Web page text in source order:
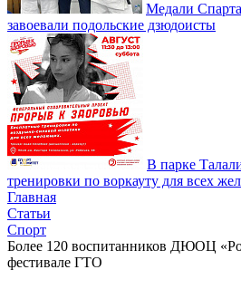
Медали
завоевали подольские дзюдоисты
В парке
тренировки по воркауту для всех
Главная
Статьи
Спорт
Более 120 воспитанников ДЮОЦ
фестивале ГТО